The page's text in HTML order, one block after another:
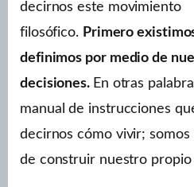
decirnos este movimiento
filosófico. Primero
definimos por medio de
decisiones. En otras
manual de instrucciones
decirnos cómo vivir; somos
de construir nuestro propio